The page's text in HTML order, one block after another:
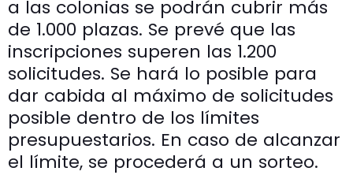
a las colonias se podrán cubrir más
de 1.000 plazas. Se prevé que las
inscripciones superen las 1.200
solicitudes. Se hará lo posible para
dar cabida al máximo de solicitudes
posible dentro de los límites
presupuestarios. En caso de alcanzar
el límite, se procederá a un sorteo.